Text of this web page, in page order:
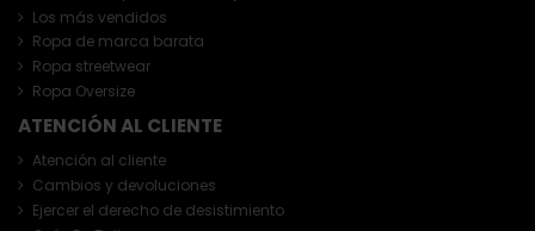
Los más vendidos
Ropa de marca barata
Ropa streetwear
Ropa Oversize
ATENCIÓN AL CLIENTE
Atención al cliente
Cambios y devoluciones
Ejercer el derecho de desistimiento